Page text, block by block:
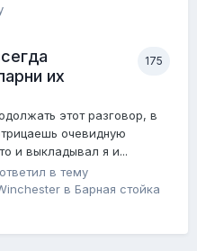
175
их
этот разговор, в
очевидную
и выкладывал я и...
ответил в тему
в Барная стойка